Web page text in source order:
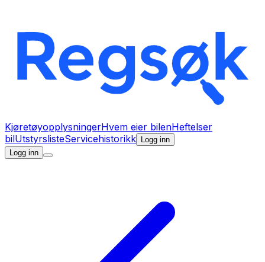
KjøretøyopplysningerHvem eier bilenHeftelser
bilUtstyrslisteServicehistorikk Logg inn
Logg inn